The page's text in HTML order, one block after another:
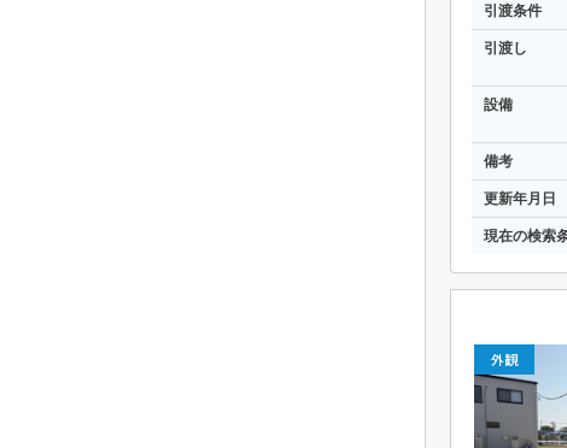
引渡条件
引渡し
設備
備考
更新年月日
現在の検索
外観